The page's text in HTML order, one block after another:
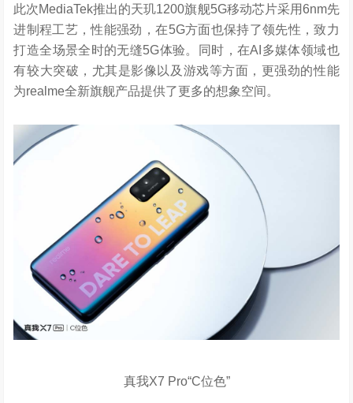
此次MediaTek推出的天玑1200旗舰5G移动芯片采用6nm先
进制程工艺，性能强劲，在5G方面也保持了领先性，致力
打造全场景全时的无缝5G体验。同时，在AI多媒体领域也
有较大突破，尤其是影像以及游戏等方面，更强劲的性能
为realme全新旗舰产品提供了更多的想象空间。
真我X7 Pro“C位色”